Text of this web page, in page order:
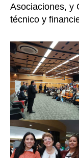
Asociaciones, y
técnico y